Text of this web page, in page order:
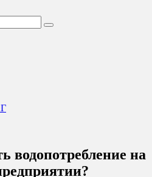
водопотребление на